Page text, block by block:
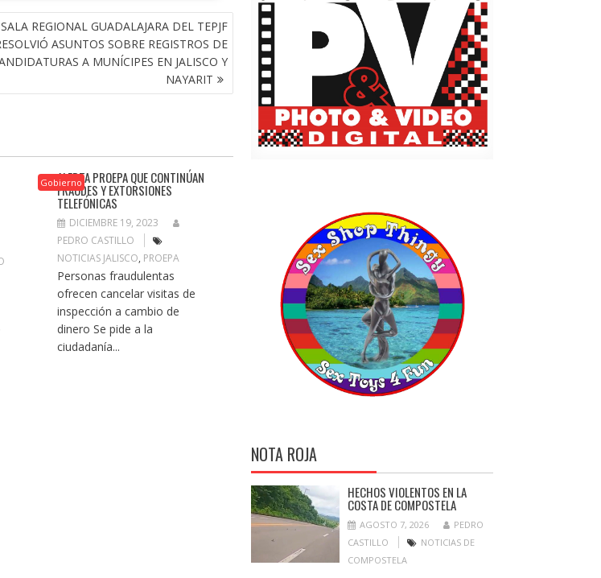
REGIONAL GUADALAJARA DEL TEPJF
ASUNTOS SOBRE REGISTROS DE
A MUNÍCIPES EN JALISCO Y
NAYARIT
Gobierno
ALERTA PROEPA QUE CONTINÚAN
FRAUDES Y EXTORSIONES
TELEFÓNICAS
DICIEMBRE 19, 2023
PEDRO CASTILLO
NOTICIAS JALISCO, PROEPA
Personas fraudulentas
ofrecen cancelar visitas de
inspección a cambio de
dinero Se pide a la
ciudadanía...
NOTA ROJA
HECHOS VIOLENTOS EN LA
COSTA DE COMPOSTELA
AGOSTO 7, 2026
PEDRO
CASTILLO
NOTICIAS DE
COMPOSTELA